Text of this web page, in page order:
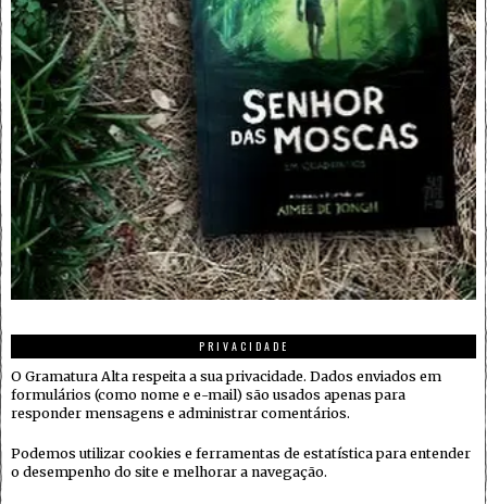
PRIVACIDADE
O Gramatura Alta respeita a sua privacidade. Dados enviados em
formulários (como nome e e-mail) são usados apenas para
responder mensagens e administrar comentários.
Podemos utilizar cookies e ferramentas de estatística para entender
o desempenho do site e melhorar a navegação.